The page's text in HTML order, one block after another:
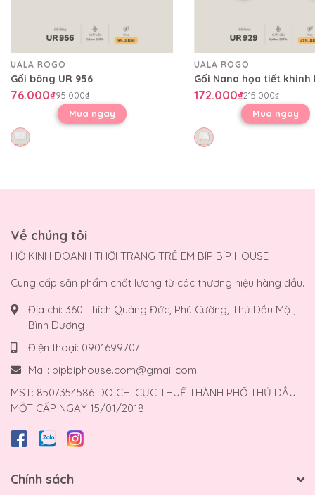
UALA ROGO
Gối bông UR 956
76.000₫95.000₫
Mua ngay
UALA ROGO
172.000₫215.000₫
Mua ngay
Về chúng tôi
HỘ KINH DOANH THỜI TRANG TRẺ EM BÍP BÍP HOUSE
Cung cấp sản phẩm chất lượng từ các thương hiệu hàng đầu.
Địa chỉ: 360 Thích Quảng Đức, Phú Cường, Thủ Dầu Một,
Bình Dương
Điện thoại: 0901699707
Mail: bipbiphouse.com@gmail.com
MST: 8507354586 DO CHI CỤC THUẾ THÀNH PHỐ THỦ DẦU
MỘT CẤP NGÀY 15/01/2018
Chính sách